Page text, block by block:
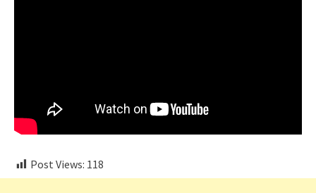
Post Views: 118